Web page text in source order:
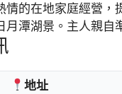
情的在地家庭經營
月潭湖景。主人親自
地址